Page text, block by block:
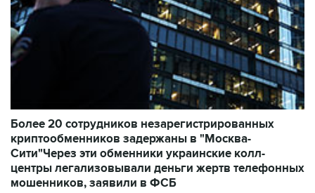
Более 20 сотрудников незарегистрированных
криптообменников задержаны в "Москва-
Сити"Через эти обменники украинские колл-
центры легализовывали деньги жертв телефонных
мошенников, заявили в ФСБ